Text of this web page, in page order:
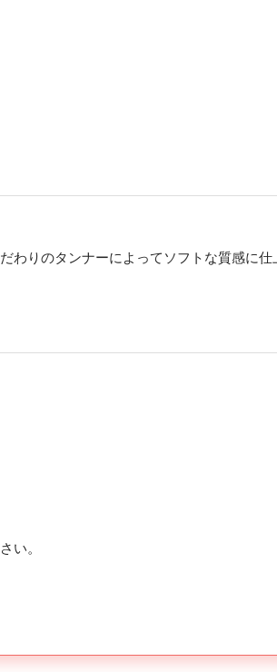
りのタンナーによってソフトな質感に仕
い。